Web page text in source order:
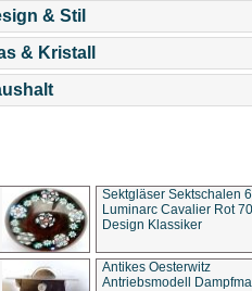
& Stil
& Kristall
Sektgläser Sektschalen
Luminarc Cavalier Rot
Design Klassiker
Antikes Oesterwitz
Antriebsmodell